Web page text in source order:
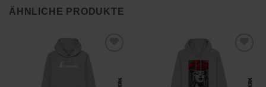
ÄHNLICHE PRODUKTE